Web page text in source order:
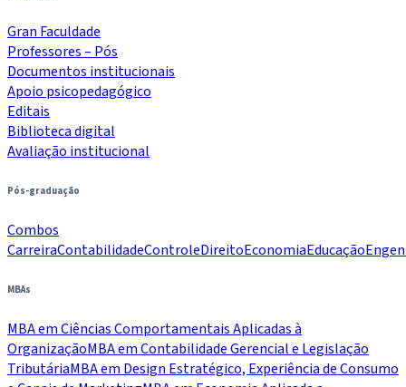
Gran Faculdade
Professores – Pós
Documentos institucionais
Apoio psicopedagógico
Editais
Biblioteca digital
Avaliação institucional
Pós-graduação
Combos
CarreiraContabilidadeControleDireitoEconomiaEducação
MBAs
MBA em Ciências Comportamentais Aplicadas à
OrganizaçãoMBA em Contabilidade Gerencial e Legislação
TributáriaMBA em Design Estratégico, Experiência de Consumo